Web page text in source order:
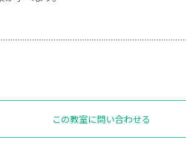
この教室に問い合わせる